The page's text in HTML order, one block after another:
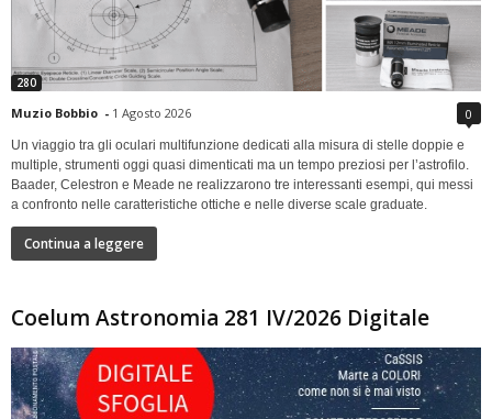
280
Muzio Bobbio - 1 Agosto 2026 0
Un viaggio tra gli oculari multifunzione dedicati alla misura di stelle doppie e
multiple, strumenti oggi quasi dimenticati ma un tempo preziosi per l’astrofilo.
Baader, Celestron e Meade ne realizzarono tre interessanti esempi, qui messi
a confronto nelle caratteristiche ottiche e nelle diverse scale graduate.
Continua a leggere
Coelum Astronomia 281 IV/2026 Digitale